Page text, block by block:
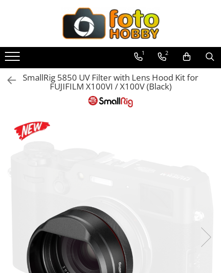
Aparate Foto
Aparate Foto Mirrorless
Aparate Foto DSLR
Aparate foto pe film
Cursuri foto
Obiective Cinematice
Parasolare
Teleconvertoare
Adaptoare montura / baioneta
1 2
SmallRig 5850 UV Filter with Lens Hood Kit for
FUJIFILM X100VI / X100V (Black)